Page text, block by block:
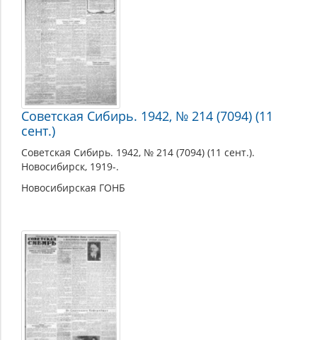
Советская Сибирь. 1942, № 214 (7094) (11
сент.)
Советская Сибирь. 1942, № 214 (7094) (11 сент.).
Новосибирск, 1919-.
Новосибирская ГОНБ